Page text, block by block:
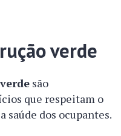
verde
são
que respeitam o
saúde dos ocupantes.